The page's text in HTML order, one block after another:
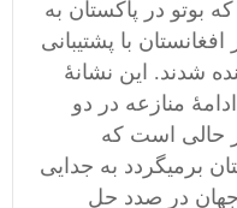
بوتو در پاکستان به
با پشتیبانی
شدند. این نشانۀ
منازعه در دو
حالی است که
برمیگردد به جدایی
در صدد حل